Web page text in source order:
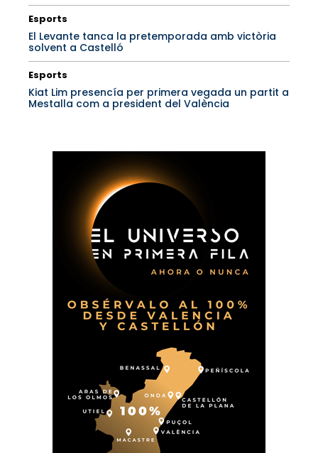
Esports
El Levante tanca la pretemporada amb victòria
solvent a Castelló
Esports
Kiat Lim presencía per primera vegada un partit a
Mestalla com a president del València